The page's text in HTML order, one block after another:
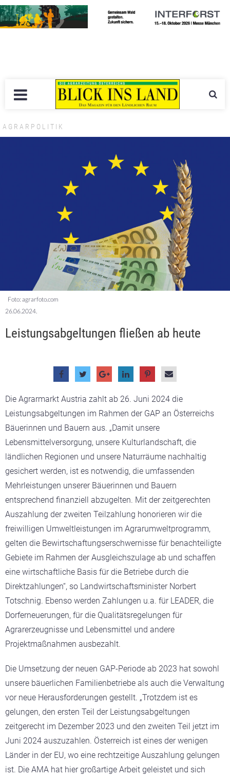
AGRARPOLITIK
Foto: agrarfoto.com
26.06.2024.
Leistungsabgeltungen fließen ab heute
Die Agrarmarkt Austria zahlt ab 26. Juni 2024 die
Leistungsabgeltungen im Rahmen der GAP an Österreichs
Bäuerinnen und Bauern aus. „Damit unsere
Lebensmittelversorgung, unsere Kulturlandschaft, die
ländlichen Regionen und unsere Naturräume nachhaltig
gesichert werden, ist es notwendig, die umfassenden
Mehrleistungen unserer Bäuerinnen und Bauern
entsprechend finanziell abzugelten. Mit der zeitgerechten
Auszahlung der zweiten Teilzahlung honorieren wir die
freiwilligen Umweltleistungen im Agrarumweltprogramm,
gelten die Bewirtschaftungserschwernisse für benachteiligte
Gebiete im Rahmen der Ausgleichszulage ab und schaffen
eine wirtschaftliche Basis für die Betriebe durch die
Direktzahlungen“, so Landwirtschaftsminister Norbert
Totschnig. Ebenso werden Zahlungen u.a. für LEADER, die
Dorferneuerungen, für die Qualitätsregelungen für
Agrarerzeugnisse und Lebensmittel und andere
Projektmaßnahmen ausbezahlt.
Die Umsetzung der neuen GAP-Periode ab 2023 hat sowohl
unsere bäuerlichen Familienbetriebe als auch die Verwaltung
vor neue Herausforderungen gestellt. „Trotzdem ist es
gelungen, den ersten Teil der Leistungsabgeltungen
zeitgerecht im Dezember 2023 und den zweiten Teil jetzt im
Juni 2024 auszuzahlen. Österreich ist eines der wenigen
Länder in der EU, wo eine rechtzeitige Auszahlung gelungen
ist. Die AMA hat hier großartige Arbeit geleistet und sich